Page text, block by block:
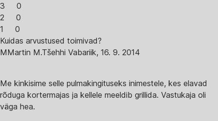
3
0
2
0
1
0
Kuidas arvustused toimivad?
MMartin M.Tšehhi Vabariik, 16. 9. 2014
Me kinkisime selle pulmakingituseks inimestele, kes elavad
rõduga kortermajas ja kellele meeldib grillida. Vastukaja oli
väga hea.